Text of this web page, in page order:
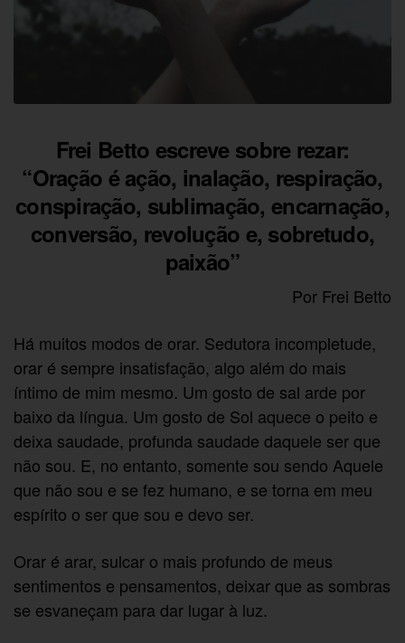
Frei Betto escreve sobre rezar:
“Oração é ação, inalação, respiração,
conspiração, sublimação, encarnação,
conversão, revolução e, sobretudo,
paixão”
Por Frei Betto
Há muitos modos de orar. Sedutora incompletude,
orar é sempre insatisfação, algo além do mais
íntimo de mim mesmo. Um gosto de sal arde por
baixo da língua. Um gosto de Sol aquece o peito e
deixa saudade, profunda saudade daquele ser que
não sou. E, no entanto, somente sou sendo Aquele
que não sou e se fez humano, e se torna em meu
espírito o ser que sou e devo ser.
Orar é arar, sulcar o mais profundo de meus
sentimentos e pensamentos, deixar que as sombras
se esvaneçam para dar lugar à luz.